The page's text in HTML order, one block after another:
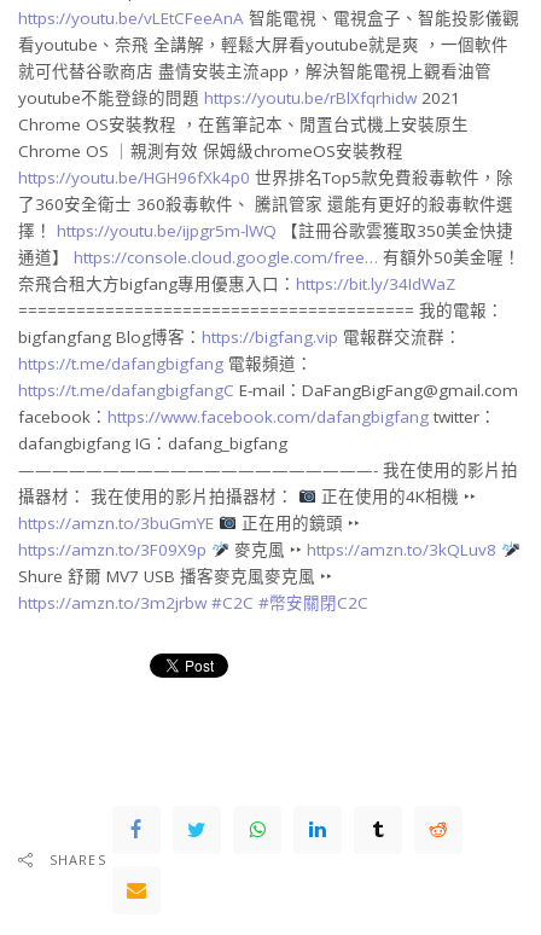
https://youtu.be/vLEtCFeeAnA​​​ 智能電視、電視盒子、智能投影儀觀
看youtube、奈飛 全講解，輕鬆大屏看youtube就是爽 ，一個軟件
就可代替谷歌商店 盡情安裝主流app，解決智能電視上觀看油管
youtube不能登錄的問題 https://youtu.be/rBlXfqrhidw​​​ 2021
Chrome OS安裝教程 ，在舊筆記本、閒置台式機上安裝原生
Chrome OS ｜親測有效 保姆級chromeOS安裝教程
https://youtu.be/HGH96fXk4p0​​​ 世界排名Top5款免費殺毒軟件，除
了360安全衛士 360殺毒軟件、 騰訊管家 還能有更好的殺毒軟件選
擇！ https://youtu.be/ijpgr5m-lWQ​​​ 【註冊谷歌雲獲取350美金快捷
通道】 https://console.cloud.google.com/free… 有額外50美金喔！
奈飛合租大方bigfang專用優惠入口： https://bit.ly/34IdWaZ
========================================= 我的電報：
bigfangfang Blog博客： https://bigfang.vip 電報群交流群：
https://t.me/dafangbigfang 電報頻道：
https://t.me/dafangbigfangC E-mail：DaFangBigFang@gmail.com
facebook： https://www.facebook.com/dafangbigfang twitter：
dafangbigfang IG：dafang_bigfang
—————————————————————- 我在使用的影片拍
攝器材： 我在使用的影片拍攝器材：
正在使用的4K相機 ‣‣
https://amzn.to/3buGmYE
正在用的鏡頭 ‣‣
https://amzn.to/3F09X9p
麥克風 ‣‣ https://amzn.to/3kQLuv8
Shure 舒爾 MV7 USB 播客麥克風麥克風 ‣‣
https://amzn.to/3m2jrbw #C2C #幣安關閉C2C
SHARES